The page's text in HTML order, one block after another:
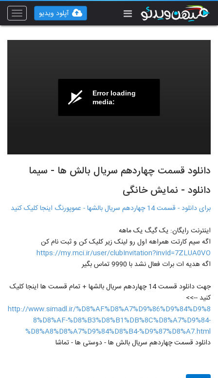
Toggle
آپلود ویدیو
Error loading
media:
دانلود قسمت چهاردهم سریال بالش ها - سیما
دانلود - نمایش خانگی
برای دانلود - قسمت 14 چهاردهم سریال بالشها - عموپورنگ اینجا کلیک کنید
اینترنت رایگان: یک گیگ یک ماهه
اگه سیم کارتت همراهه اول رو لینک زیر کلیک کن و ثبت نام کن
https://my.mci.ir/user/clubInvitation?invId=7ZLUA0VO
اگه هدیه ات برات فعال نشد با 9990 تماس بگیر
جهت دانلود قسمت 14 چهاردهم سریال بالشها + تمام قسمت ها اینجا کلیک
کنید -->>
http://www.simadl.ir/%D8%AF%D8%A7%D9%86%D9%84%D9%8
8%D8%AF-%D8%B3%D8%B1%DB%8C%D8%A7%D9%84-
%D8%A8%D8%A7%D9%84%D8%B4-%D9%87%D8%A7.html
دانلود قسمت چهاردهم سریال بالش ها - دوستی ها - تماشا